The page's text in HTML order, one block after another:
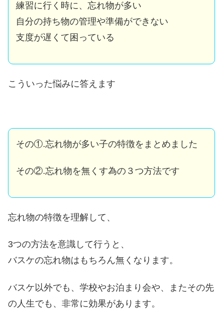
練習に行く時に、忘れ物が多い
自分の持ち物の管理や準備ができない
支度が遅くて困っている
こういった悩みに答えます
その①.忘れ物が多い子の特徴をまとめました
その②.忘れ物を無くす為の３つ方法です
忘れ物の特徴を理解して、
3つの方法を意識して行うと、
バスケの忘れ物はもちろん無くなります。
バスケ以外でも、学校やお泊まり会や、
またその先
の人生でも、非常に効果があります。